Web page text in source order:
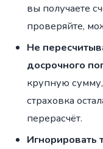
вы получаете
проверяйте,
Не
досрочного
крупную
страховка
перерасчёт.
Игнорировать